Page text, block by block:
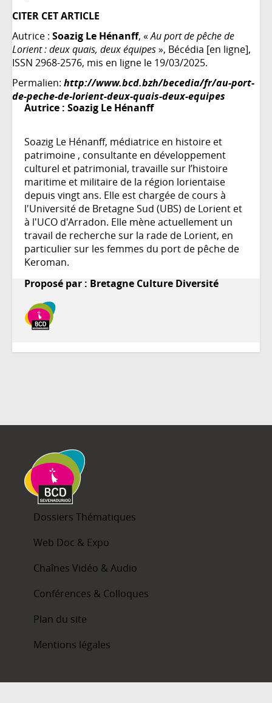
CITER CET ARTICLE
Autrice : Soazig Le Hénanff, «Au port de pêche de
Lorient : deux quais, deux équipes», Bécédia [en ligne],
ISSN 2968-2576, mis en ligne le 19/03/2025.
Permalien: http://www.bcd.bzh/becedia/fr/au-port-
de-peche-de-lorient-deux-quais-deux-equipes
Autrice : Soazig Le Hénanff
Soazig Le Hénanff, médiatrice en histoire et
patrimoine , consultante en développement
culturel et patrimonial, travaille sur l’histoire
maritime et militaire de la région lorientaise
depuis vingt ans. Elle est chargée de cours à
l'Université de Bretagne Sud (UBS) de Lorient et
à l'UCO d'Arradon. Elle mène actuellement un
travail de recherche sur la rade de Lorient, en
particulier sur les femmes du port de pêche de
Keroman.
Proposé par : Bretagne Culture Diversité
Dossiers Thématiques
Web Doc & Expo
Chaînes Vidéo & Audio
Conférences & Colloques
Plan du site
Mentions légales